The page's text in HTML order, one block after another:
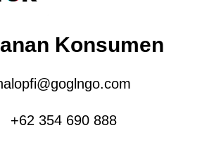
Konsumen
+62 354 690 888